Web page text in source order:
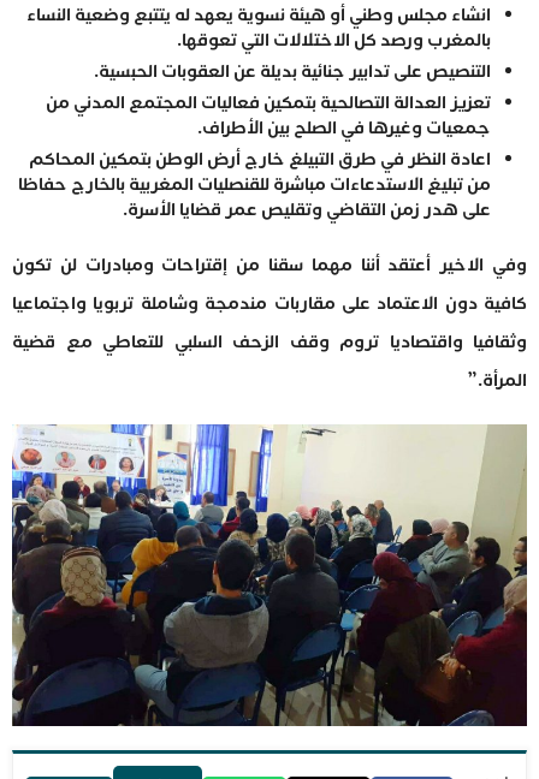
انشاء مجلس وطني أو هيئة نسوية يعهد له يتتبع وضعية النساء
بالمغرب ورصد كل الاختلالات التي تعوقها.
التنصيص على تدابير جنائية بديلة عن العقوبات الحبسية.
تعزيز العدالة التصالحية بتمكين فعاليات المجتمع المدني من
جمعيات وغيرها في الصلح بين الأطراف.
اعادة النظر في طرق التبيلغ خارج أرض الوطن بتمكين المحاكم
من تبليغ الاستدعاءات مباشرة للقنصليات المغربية بالخارج حفاظا
على هدر زمن التقاضي وتقليص عمر قضايا الأسرة.
وفي الاخير أعتقد أننا مهما سقنا من إقتراحات ومبادرات لن تكون
كافية دون الاعتماد على مقاربات مندمجة وشاملة تربويا واجتماعيا
وثقافيا واقتصاديا تروم وقف الزحف السلبي للتعاطي مع قضية
المرأة.”